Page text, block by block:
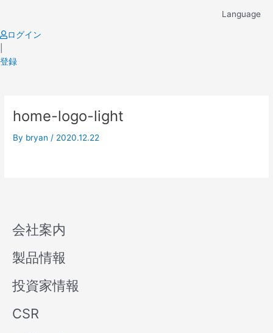
content
Language
ログイン
登録
home-logo-light
By bryan / 2020.12.22
会社案内
製品情報
投資家情報
CSR